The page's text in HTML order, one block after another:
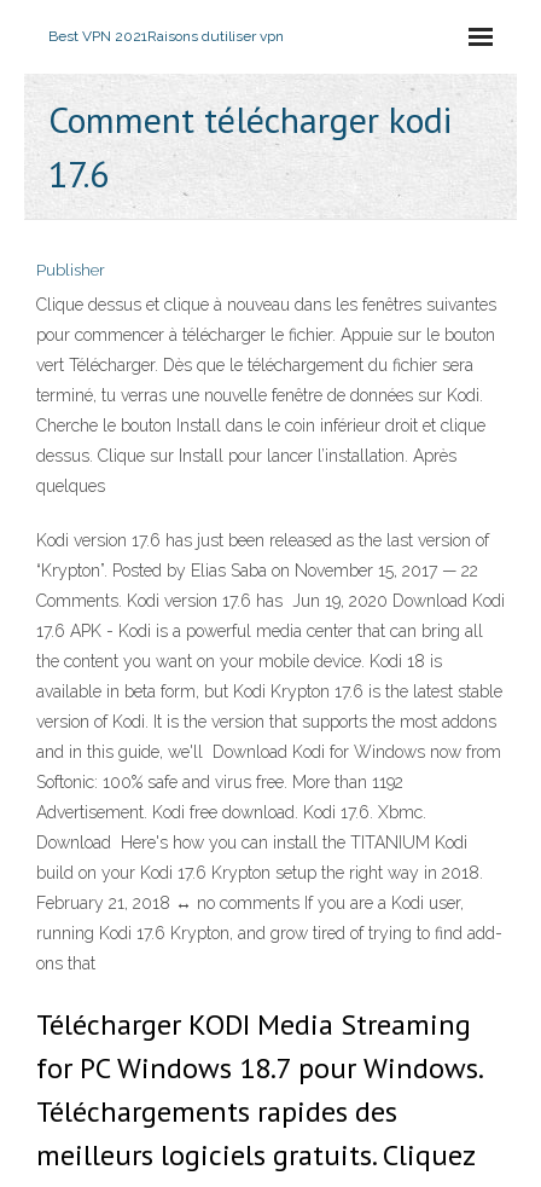
Best VPN 2021Raisons dutiliser vpn
Comment télécharger kodi
17.6
Publisher
Clique dessus et clique à nouveau dans les fenêtres suivantes
pour commencer à télécharger le fichier. Appuie sur le bouton
vert Télécharger. Dès que le téléchargement du fichier sera
terminé, tu verras une nouvelle fenêtre de données sur Kodi.
Cherche le bouton Install dans le coin inférieur droit et clique
dessus. Clique sur Install pour lancer l’installation. Après
quelques
Kodi version 17.6 has just been released as the last version of
“Krypton”. Posted by Elias Saba on November 15, 2017 — 22
Comments. Kodi version 17.6 has Jun 19, 2020 Download Kodi
17.6 APK - Kodi is a powerful media center that can bring all
the content you want on your mobile device. Kodi 18 is
available in beta form, but Kodi Krypton 17.6 is the latest stable
version of Kodi. It is the version that supports the most addons
and in this guide, we'll Download Kodi for Windows now from
Softonic: 100% safe and virus free. More than 1192
Advertisement. Kodi free download. Kodi 17.6. Xbmc.
Download Here's how you can install the TITANIUM Kodi
build on your Kodi 17.6 Krypton setup the right way in 2018.
February 21, 2018 ↔ no comments If you are a Kodi user,
running Kodi 17.6 Krypton, and grow tired of trying to find add-
ons that
Télécharger KODI Media Streaming
for PC Windows 18.7 pour Windows.
Téléchargements rapides des
meilleurs logiciels gratuits. Cliquez